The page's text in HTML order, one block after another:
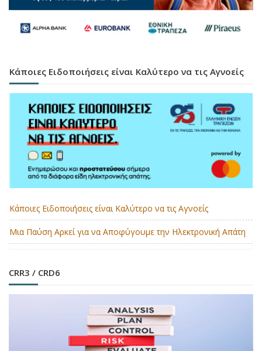
Κάποιες Ειδοποιήσεις είναι Καλύτερο να τις Αγνοείς
Κάποιες Ειδοποιήσεις είναι Καλύτερο να τις Αγνοείς
Μια Παύση Αρκεί για να Αποφύγουμε την Ηλεκτρονική Απάτη
CRR3 / CRD6